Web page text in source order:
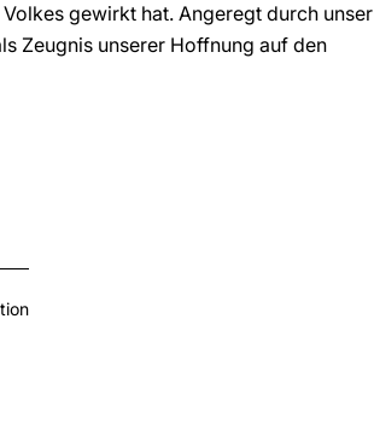
gewirkt hat. Angeregt durch unser
Zeugnis unserer Hoffnung auf den